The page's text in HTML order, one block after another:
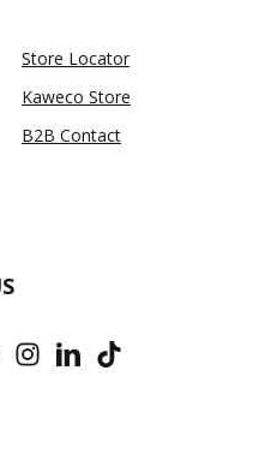
Store Locator
Kaweco Store
B2B Contact